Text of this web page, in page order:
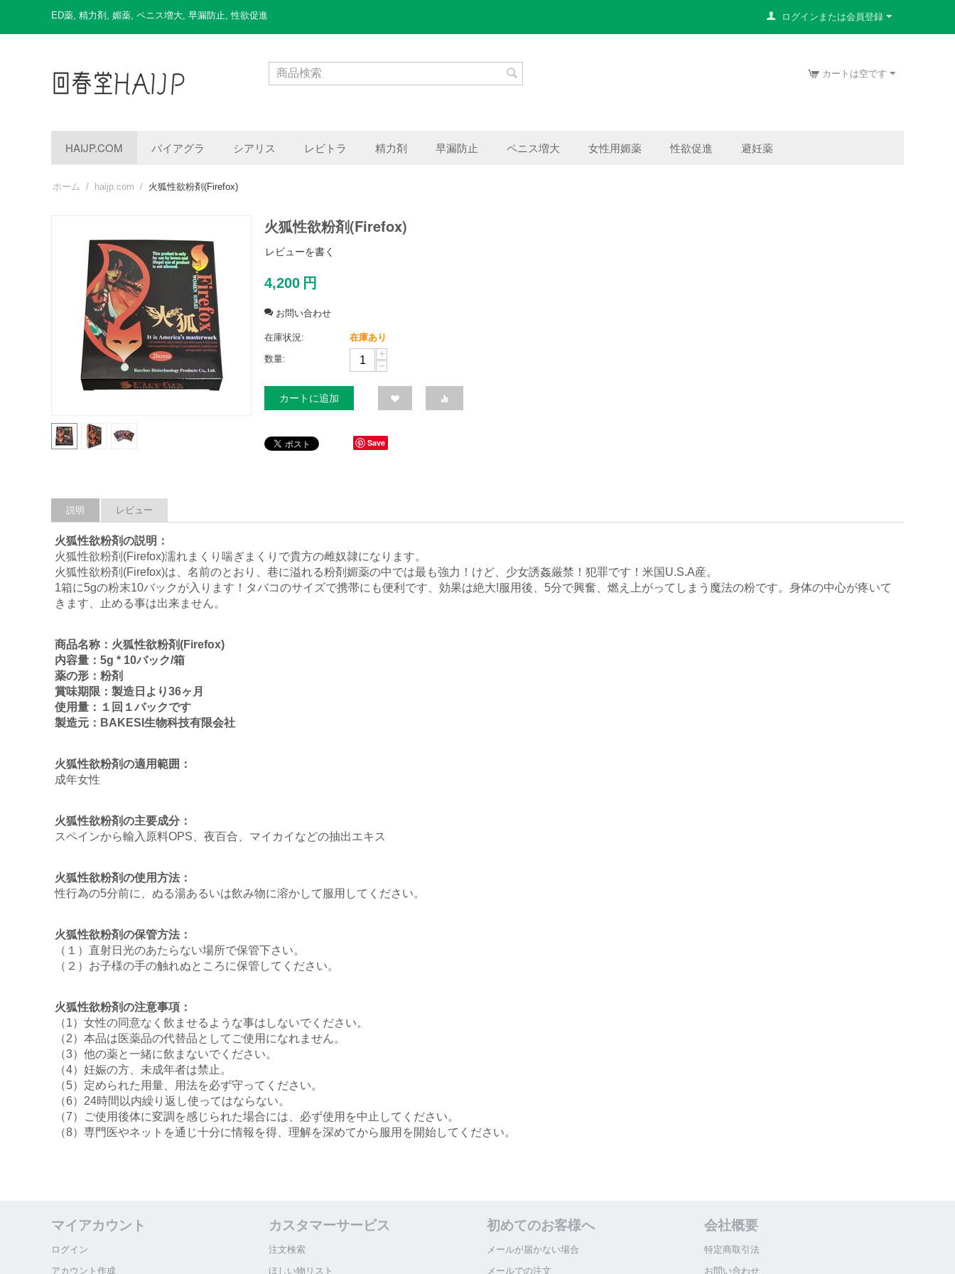
ED薬, 精力剤 , 媚薬, ペニス増大, 早漏防止,性欲促進 ログインまたは会員登録
カートは空です
HAIJP.COM バイアグラ シアリス レビトラ 精力剤 早漏防止 ペニス増大 女性用媚薬 性欲促進 避妊薬
ホーム / haijp.com / 火狐性欲粉剤(Firefox)
火狐性欲粉剤(Firefox)
レビューを書く
4,200 円
お問い合わせ
在庫状況:
在庫あり
数量:
+
−
カートに追加
Save
説明 レビュー
火狐性欲粉剤の説明：
火狐性欲粉剤(Firefox)濡れまくり喘ぎまくりで貴方の雌奴隷になります。
火狐性欲粉剤(Firefox)は、名前のとおり、巷に溢れる粉剤媚薬の中では最も強力！けど、少女誘姦厳禁！犯罪です！米国U.S.A産。
1箱に5gの粉末10バックが入ります！タバコのサイズで携帯にも便利です、効果は絶大!服用後、5分で興奮、燃え上がってしまう魔法の粉です。身体の中心が疼いて
きます、止める事は出来ません。
商品名称：火狐性欲粉剤(Firefox)
内容量：5g * 10バック/箱
薬の形：粉剤
賞味期限：製造日より36ヶ月
使用量：１回１バックです
製造元：BAKESI生物科技有限会社
火狐性欲粉剤の適用範囲：
成年女性
火狐性欲粉剤の主要成分：
スペインから輸入原料OPS、夜百合、マイカイなどの抽出エキス
火狐性欲粉剤の使用方法：
性行為の5分前に、ぬる湯あるいは飲み物に溶かして服用してください。
火狐性欲粉剤の保管方法：
（１）直射日光のあたらない場所で保管下さい。
（２）お子様の手の触れぬところに保管してください。
火狐性欲粉剤の注意事項：
（1）女性の同意なく飲ませるような事はしないでください。
（2）本品は医薬品の代替品としてご使用になれません。
（3）他の薬と一緒に飲まないでください。
（4）妊娠の方、未成年者は禁止。
（5）定められた用量、用法を必ず守ってください。
（6）24時間以内繰り返し使ってはならない。
（7）ご使用後体に変調を感じられた場合には、必ず使用を中止してください。
（8）専門医やネットを通じ十分に情報を得、理解を深めてから服用を開始してください。
マイアカウント
ログイン
アカウント作成
カスタマーサービス
注文検索
ほしい物リスト
初めてのお客様へ
メールが届かない場合
メールでの注文
会社概要
特定商取引法
お問い合わせ